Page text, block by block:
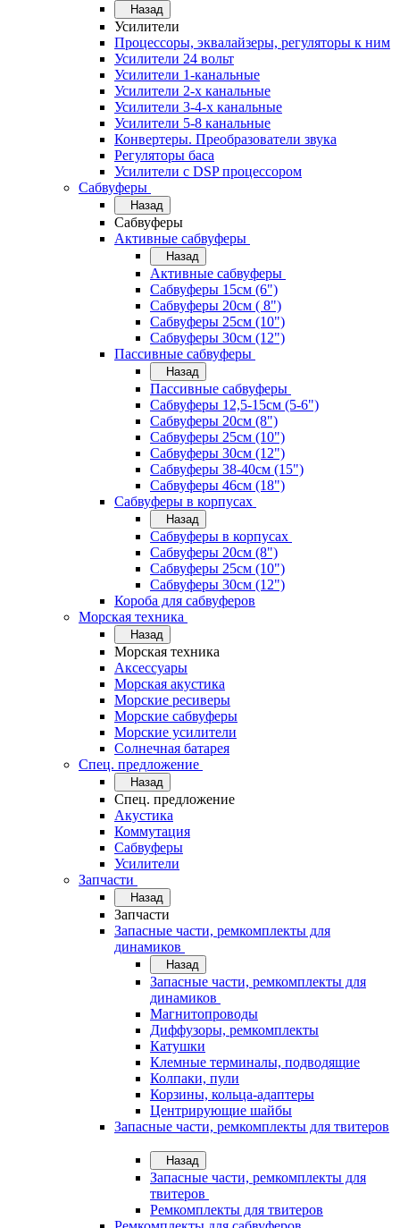
Назад
Усилители
Процессоры, эквалайзеры, регуляторы к ним
Усилители 24 вольт
Усилители 1-канальные
Усилители 2-х канальные
Усилители 3-4-х канальные
Усилители 5-8 канальные
Конвертеры. Преобразователи звука
Регуляторы баса
Усилители с DSP процессором
Сабвуферы
Назад
Сабвуферы
Активные сабвуферы
Назад
Активные сабвуферы
Сабвуферы 15см (6")
Сабвуферы 20см ( 8")
Сабвуферы 25см (10")
Сабвуферы 30см (12")
Пассивные сабвуферы
Назад
Пассивные сабвуферы
Сабвуферы 12,5-15см (5-6")
Сабвуферы 20см (8")
Сабвуферы 25см (10")
Сабвуферы 30см (12")
Сабвуферы 38-40см (15")
Сабвуферы 46см (18")
Сабвуферы в корпусах
Назад
Сабвуферы в корпусах
Сабвуферы 20см (8")
Сабвуферы 25см (10")
Сабвуферы 30см (12")
Короба для сабвуферов
Морская техника
Назад
Морская техника
Аксессуары
Морская акустика
Морские ресиверы
Морские сабвуферы
Морские усилители
Солнечная батарея
Спец. предложение
Назад
Спец. предложение
Акустика
Коммутация
Сабвуферы
Усилители
Запчасти
Назад
Запчасти
Запасные части, ремкомплекты для
динамиков
Назад
Запасные части, ремкомплекты для
динамиков
Магнитопроводы
Диффузоры, ремкомплекты
Катушки
Клемные терминалы, подводящие
Колпаки, пули
Корзины, кольца-адаптеры
Центрирующие шайбы
Запасные части, ремкомплекты для твитеров
Назад
Запасные части, ремкомплекты для
твитеров
Ремкомплекты для твитеров